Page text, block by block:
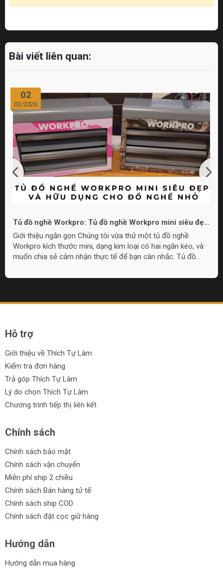
Bài viết liên quan:
02
03/2026
Tủ đồ nghề Workpro: Tủ đồ nghề Workpro mini siêu đẹp
và hữu dụng cho đồ nghề nhỏ
Giới thiệu ngắn gọn Chúng tôi vừa thử một tủ đồ nghề
Workpro kích thước mini, dạng kim loại có hai ngăn kéo, và
muốn chia sẻ cảm nhận thực tế để bạn cân nhắc. Tủ đồ
nghề nhỏ gọn, làm quà tặng, hoặc đặt trong góc làm việc khi
Hỗ trợ
Giới thiệu về Thích Tự Làm
Kiểm tra đơn hàng
Trả góp Thích Tự Làm
Lý do chọn Thích Tự Làm
Chương trình tiếp thị liên kết
Chính sách
Chính sách bảo mật
Chính sách vận chuyển
Miễn phí ship 2 chiều
Chính sách Bán hàng tử tế
Chính sách ship COD
Chính sách đặt cọc giữ hàng
Hướng dẫn
Hướng dẫn mua hàng